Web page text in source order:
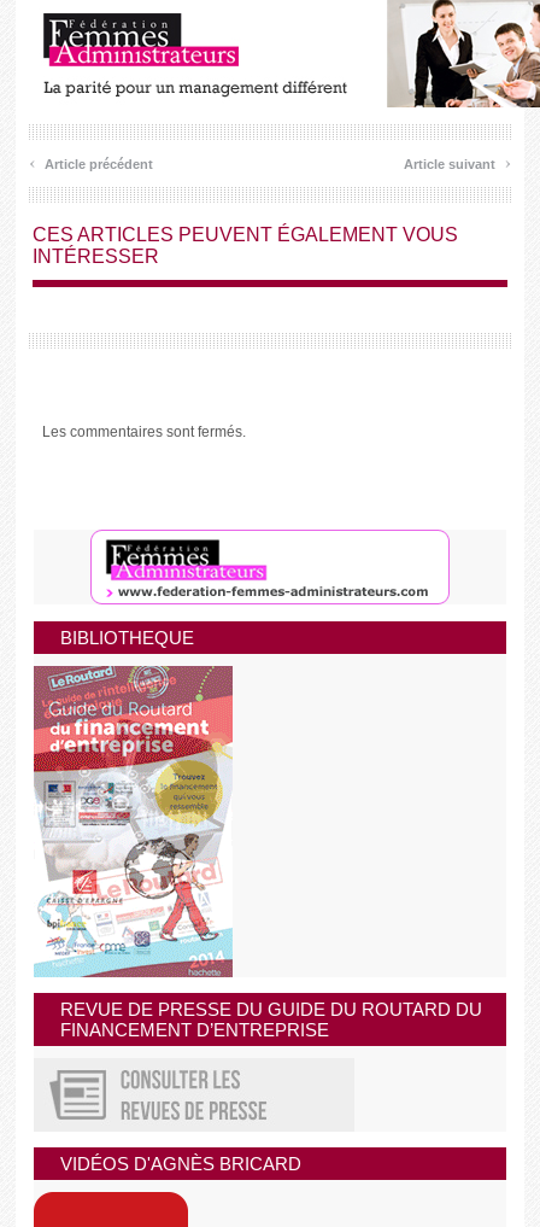
‹ Article précédent Article suivant ›
CES ARTICLES PEUVENT ÉGALEMENT VOUS
INTÉRESSER
Les commentaires sont fermés.
BIBLIOTHEQUE
REVUE DE PRESSE DU GUIDE DU ROUTARD DU
FINANCEMENT D’ENTREPRISE
VIDÉOS D'AGNÈS BRICARD